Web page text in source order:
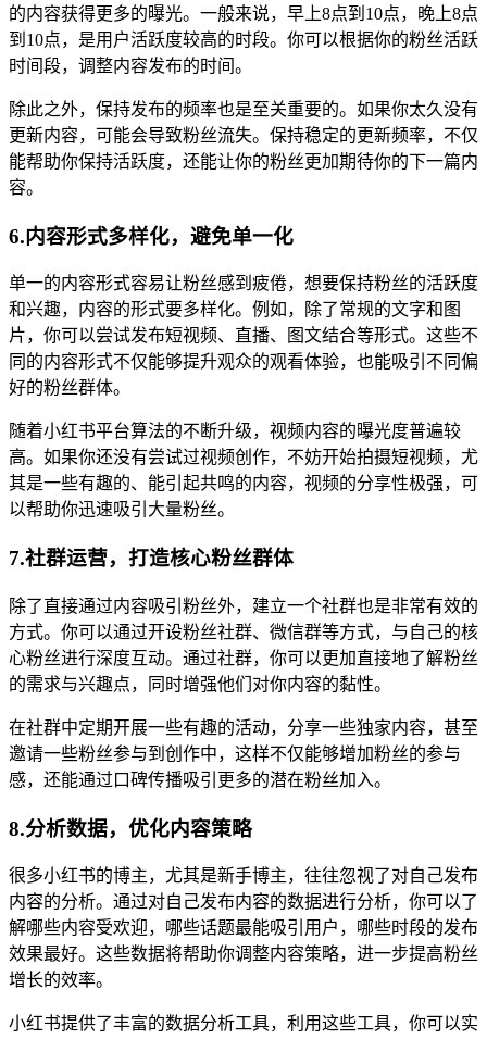
的内容获得更多的曝光。一般来说，早上8点到10点，晚上8点
到10点，是用户活跃度较高的时段。你可以根据你的粉丝活跃
时间段，调整内容发布的时间。
除此之外，保持发布的频率也是至关重要的。如果你太久没有
更新内容，可能会导致粉丝流失。保持稳定的更新频率，不仅
能帮助你保持活跃度，还能让你的粉丝更加期待你的下一篇内
容。
6.内容形式多样化，避免单一化
单一的内容形式容易让粉丝感到疲倦，想要保持粉丝的活跃度
和兴趣，内容的形式要多样化。例如，除了常规的文字和图
片，你可以尝试发布短视频、直播、图文结合等形式。这些不
同的内容形式不仅能够提升观众的观看体验，也能吸引不同偏
好的粉丝群体。
随着小红书平台算法的不断升级，视频内容的曝光度普遍较
高。如果你还没有尝试过视频创作，不妨开始拍摄短视频，尤
其是一些有趣的、能引起共鸣的内容，视频的分享性极强，可
以帮助你迅速吸引大量粉丝。
7.社群运营，打造核心粉丝群体
除了直接通过内容吸引粉丝外，建立一个社群也是非常有效的
方式。你可以通过开设粉丝社群、微信群等方式，与自己的核
心粉丝进行深度互动。通过社群，你可以更加直接地了解粉丝
的需求与兴趣点，同时增强他们对你内容的黏性。
在社群中定期开展一些有趣的活动，分享一些独家内容，甚至
邀请一些粉丝参与到创作中，这样不仅能够增加粉丝的参与
感，还能通过口碑传播吸引更多的潜在粉丝加入。
8.分析数据，优化内容策略
很多小红书的博主，尤其是新手博主，往往忽视了对自己发布
内容的分析。通过对自己发布内容的数据进行分析，你可以了
解哪些内容受欢迎，哪些话题最能吸引用户，哪些时段的发布
效果最好。这些数据将帮助你调整内容策略，进一步提高粉丝
增长的效率。
小红书提供了丰富的数据分析工具，利用这些工具，你可以实